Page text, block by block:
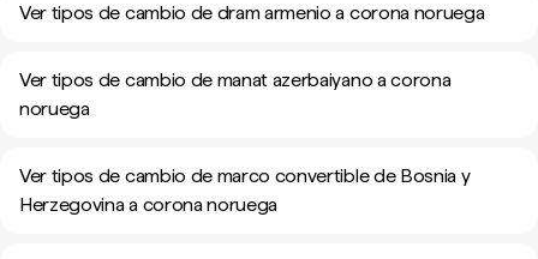
Ver tipos de cambio de dram armenio a corona noruega
Ver tipos de cambio de manat azerbaiyano a corona
noruega
Ver tipos de cambio de marco convertible de Bosnia y
Herzegovina a corona noruega